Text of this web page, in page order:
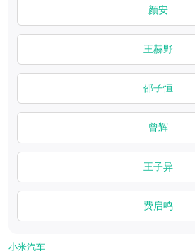
颜安
王赫野
邵子恒
曾辉
王子异
费启鸣
小米汽车